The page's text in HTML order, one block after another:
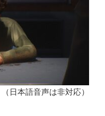
日本語音声は非対応）